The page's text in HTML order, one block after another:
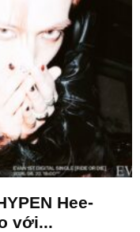
Hee-
với...